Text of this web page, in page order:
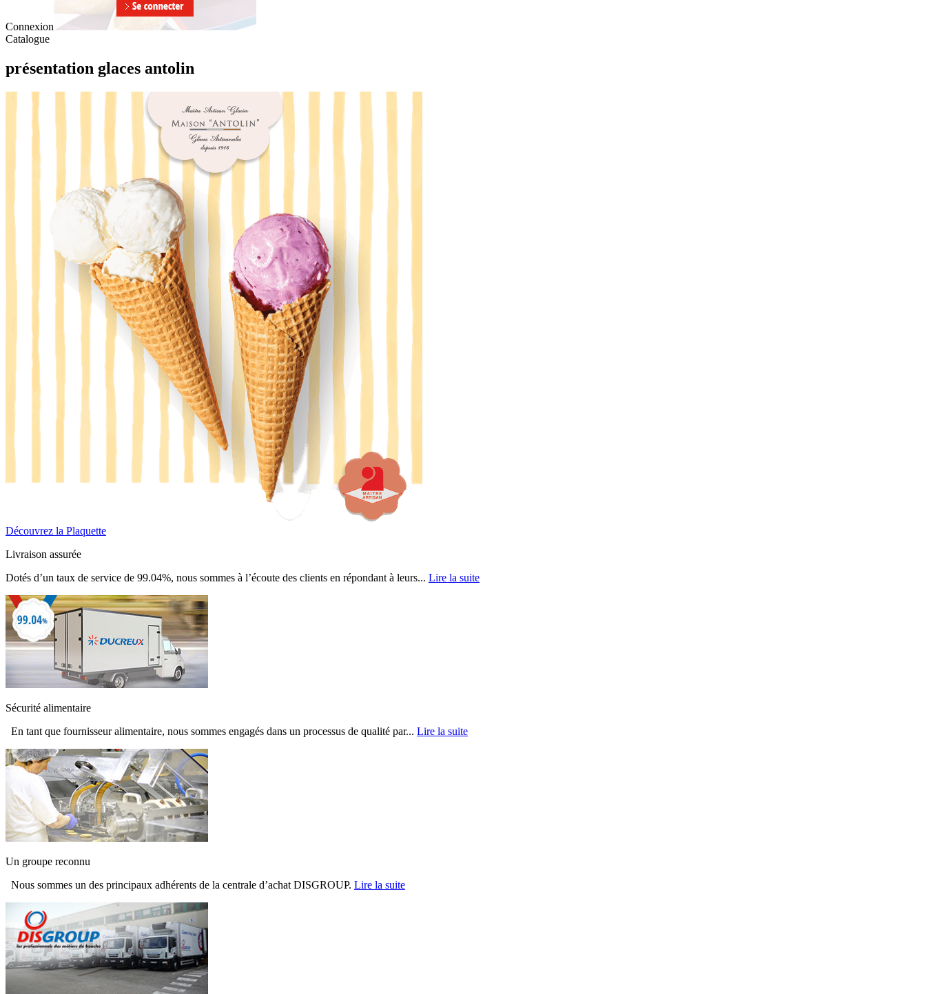
Connexion
Catalogue
présentation glaces antolin
Découvrez la Plaquette
Livraison assurée
Dotés d’un taux de service de 99.04%, nous sommes à l’écoute des clients en répondant à leurs... Lire la suite
Sécurité alimentaire
En tant que fournisseur alimentaire, nous sommes engagés dans un processus de qualité par... Lire la suite
Un groupe reconnu
Nous sommes un des principaux adhérents de la centrale d’achat DISGROUP. Lire la suite